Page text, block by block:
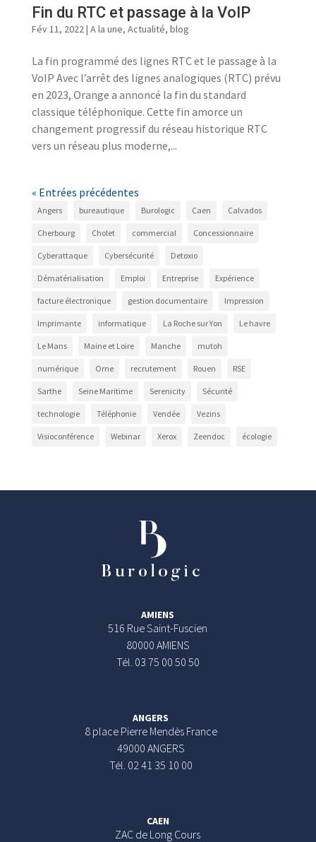
Fin du RTC et passage à la VoIP
Fév 11, 2022| A la une, Actualité, blog
La fin programmé des lignes RTC et le passage à la
VoIP Avec l’arrêt des lignes analogiques (RTC) prévu
en 2023, Orange a annoncé la fin du standard
classique téléphonique. Cette fin amorce un
changement progressif du réseau historique RTC
vers un réseau plus moderne,...
« Entrées précédentes
Angers bureautique Burologic Caen Calvados
Cherbourg Cholet commercial Concessionnaire
Cyberattaque Cybersécurité Detoxio
Dématérialisation Emploi Entreprise Expérience
facture électronique gestion documentaire Impression
Imprimante informatique La Roche sur Yon Le havre
Le Mans Maine et Loire Manche mutoh
numérique Orne recrutement Rouen RSE
Sarthe Seine Maritime Serenicity Sécurité
technologie Téléphonie Vendée Vezins
Visioconférence Webinar Xerox Zeendoc écologie
AMIENS
516 Rue Saint-Fuscien
80000 AMIENS
Tél. 03 75 00 50 50
ANGERS
8 place Pierre Mendès France
49000 ANGERS
Tél. 02 41 35 10 00
CAEN
ZAC de Long Cours